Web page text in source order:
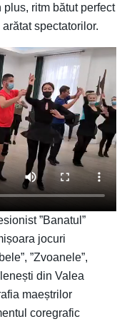
ritm bătut perfect
spectatorilor.
”Banatul”
jocuri
”Zvoanele”,
din Valea
maeștrilor
coregrafic